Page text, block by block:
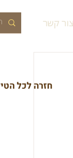
צור קשר
חזרה לכל